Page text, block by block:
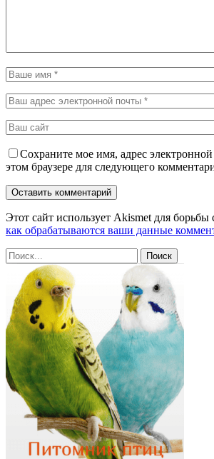
Сохраните мое имя, адрес
этом браузере для следующего
Этот сайт использует Akismet для борьбы
как обрабатываются ваши данные